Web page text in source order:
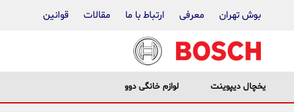
بوش تهران معرفی ارتباط با ما مقالات قوانین
یخچال دیپوینت لوازم خانگی دوو